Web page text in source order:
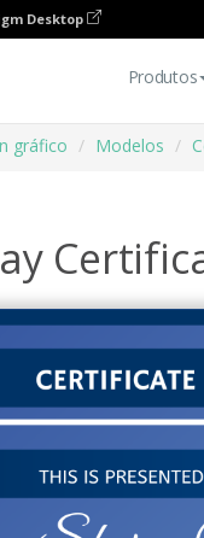
Desktop
Produtos
gráfico Modelos